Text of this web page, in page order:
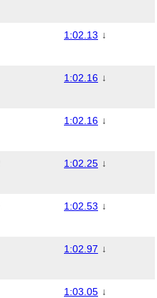
1:02.13 ↓
1:02.16 ↓
1:02.16 ↓
1:02.25 ↓
1:02.53 ↓
1:02.97 ↓
1:03.05 ↓